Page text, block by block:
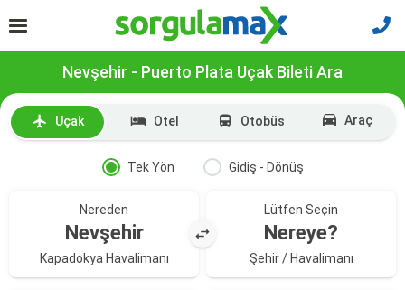
Nevşehir - Puerto Plata Uçak Bileti Ara
Uçak Otel Otobüs Araç
Tek Yön Gidiş - Dönüş
Nereden
Nevşehir
Kapadokya Havalimanı
Lütfen Seçin
Nereye?
Şehir / Havalimanı